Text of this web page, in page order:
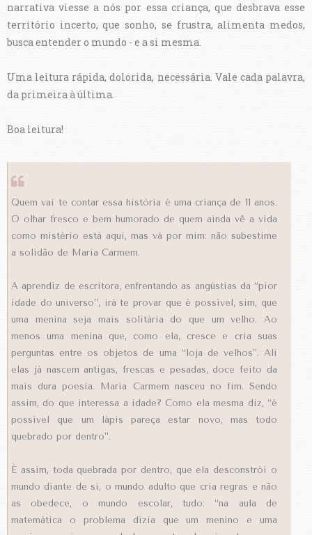
narrativa viesse a nós por essa criança, que desbrava esse
território incerto, que sonho, se frustra, alimenta medos,
busca entender o mundo - e a si mesma.
Uma leitura rápida, dolorida, necessária. Vale cada palavra,
da primeira à última.
Boa leitura!
Quem vai te contar essa história é uma criança de 11 anos.
O olhar fresco e bem humorado de quem ainda vê a vida
como mistério está aqui, mas vá por mim: não subestime
a solidão de Maria Carmem.
A aprendiz de escritora, enfrentando as angústias da “pior
idade do universo”, irá te provar que é possível, sim, que
uma menina seja mais solitária do que um velho. Ao
menos uma menina que, como ela, cresce e cria suas
perguntas entre os objetos de uma “loja de velhos”. Ali
elas já nascem antigas, frescas e pesadas, doce feito da
mais dura poesia. Maria Carmem nasceu no fim. Sendo
assim, do que interessa a idade? Como ela mesma diz, “é
possível que um lápis pareça estar novo, mas todo
quebrado por dentro”.
É assim, toda quebrada por dentro, que ela desconstrói o
mundo diante de si, o mundo adulto que cria regras e não
as obedece, o mundo escolar, tudo: “na aula de
matemática o problema dizia que um menino e uma